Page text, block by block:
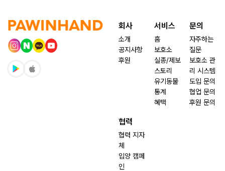
회사
소개
공지사항
후원
서비스
홈
보호소
실종/제보
스토리
유기동물
통계
혜택
문의
자주하는
질문
보호소 관
리 시스템
도입 문의
협업 문의
후원 문의
협력
협력 지자
체
입양 캠페
인